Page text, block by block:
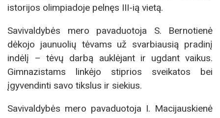
istorijos olimpiadoje pelnęs III-ią vietą.
Savivaldybės mero pavaduotoja S. Bernotienė
dėkojo jaunuolių tėvams už svarbiausią pradinį
indėlį – tėvų darbą auklėjant ir ugdant vaikus.
Gimnazistams linkėjo stiprios sveikatos bei
įgyvendinti savo tikslus ir siekius.
Savivaldybės mero pavaduotoja I. Macijauskienė